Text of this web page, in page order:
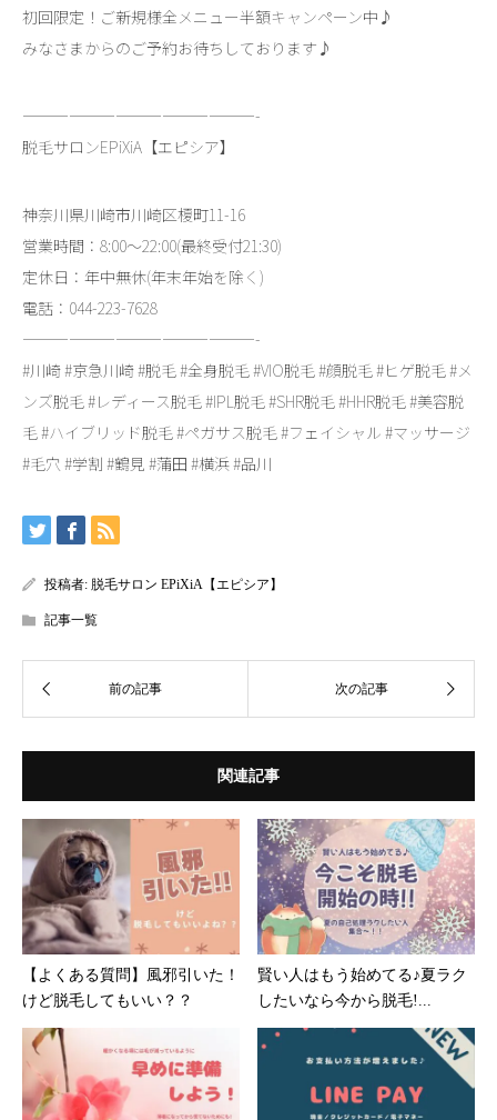
初回限定！ご新規様全メニュー半額キャンペーン中♪
みなさまからのご予約お待ちしております♪
———————————————-
脱毛サロンEPiXiA【エピシア】
神奈川県川崎市川崎区榎町11-16
営業時間：8:00～22:00(最終受付21:30)
定休日：年中無休(年末年始を除く)
電話：044-223-7628
———————————————-
#川崎 #京急川崎 #脱毛 #全身脱毛 #VIO脱毛 #顔脱毛 #ヒゲ脱毛 #メ
ンズ脱毛 #レディース脱毛 #IPL脱毛 #SHR脱毛 #HHR脱毛 #美容脱
毛 #ハイブリッド脱毛 #ペガサス脱毛 #フェイシャル #マッサージ
#毛穴 #学割 #鶴見 #蒲田 #横浜 #品川
投稿者: 脱毛サロン EPiXiA【エピシア】
記事一覧
関連記事
【よくある質問】風邪引いた！
けど脱毛してもいい？？
賢い人はもう始めてる♪夏ラク
したいなら今から脱毛!...